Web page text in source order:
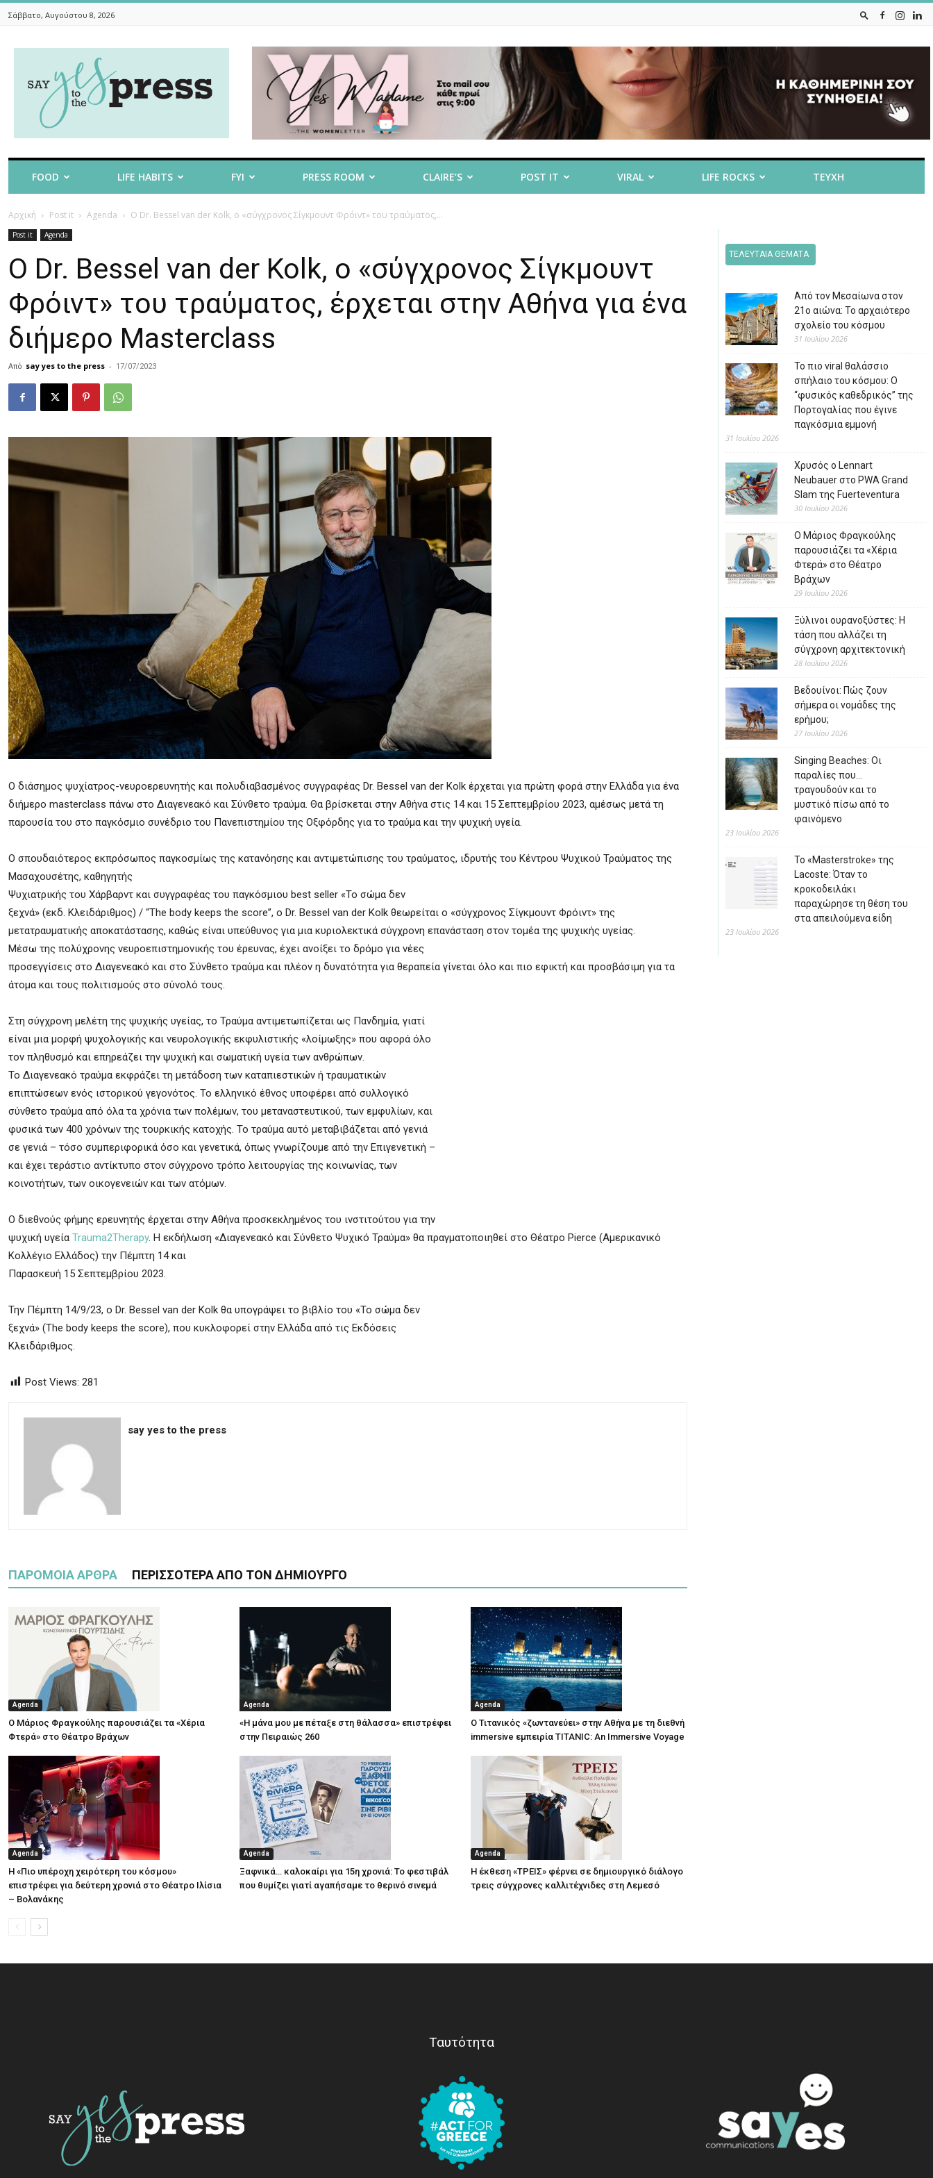
Σάββατο, Αυγούστου 8, 2026
To
The
FOOD LIFE HABITS FYI PRESS ROOM CLAIRE’S POST IT VIRAL LIFE ROCKS ΤΕΥΧΗ
Αρχική Post it Agenda Ο Dr. Bessel van der Kolk, ο «σύγχρονος Σίγκμουντ Φρόιντ» του τραύματος,...
Post it Agenda
Ο Dr. Bessel van der Kolk, ο «σύγχρονος Σίγκμουντ
Φρόιντ» του τραύματος, έρχεται στην Αθήνα για ένα
διήμερο Masterclass
Από say yes to the press - 17/07/2023
Ο διάσημος ψυχίατρος-νευροερευνητής και πολυδιαβασμένος συγγραφέας Dr. Bessel van der Kolk έρχεται για πρώτη φορά στην Ελλάδα για ένα
διήμερο masterclass πάνω στο Διαγενεακό και Σύνθετο τραύμα. Θα βρίσκεται στην Αθήνα στις 14 και 15 Σεπτεμβρίου 2023, αμέσως μετά τη
παρουσία του στο παγκόσμιο συνέδριο του Πανεπιστημίου της Οξφόρδης για το τραύμα και την ψυχική υγεία.
Ο σπουδαιότερος εκπρόσωπος παγκοσμίως της κατανόησης και αντιμετώπισης του τραύματος, ιδρυτής του Κέντρου Ψυχικού Τραύματος της
Μασαχουσέτης, καθηγητής
Ψυχιατρικής του Χάρβαρντ και συγγραφέας του παγκόσμιου best seller «Το σώμα δεν
ξεχνά» (εκδ. Κλειδάριθμος) / “The body keeps the score”, ο Dr. Bessel van der Kolk θεωρείται ο «σύγχρονος Σίγκμουντ Φρόιντ» της
μετατραυματικής αποκατάστασης, καθώς είναι υπεύθυνος για μια κυριολεκτικά σύγχρονη επανάσταση στον τομέα της ψυχικής υγείας.
Μέσω της πολύχρονης νευροεπιστημονικής του έρευνας, έχει ανοίξει το δρόμο για νέες
προσεγγίσεις στο Διαγενεακό και στο Σύνθετο τραύμα και πλέον η δυνατότητα για θεραπεία γίνεται όλο και πιο εφικτή και προσβάσιμη για τα
άτομα και τους πολιτισμούς στο σύνολό τους.
Στη σύγχρονη μελέτη της ψυχικής υγείας, το Τραύμα αντιμετωπίζεται ως Πανδημία, γιατί
είναι μια μορφή ψυχολογικής και νευρολογικής εκφυλιστικής «λοίμωξης» που αφορά όλο
τον πληθυσμό και επηρεάζει την ψυχική και σωματική υγεία των ανθρώπων.
Το Διαγενεακό τραύμα εκφράζει τη μετάδοση των καταπιεστικών ή τραυματικών
επιπτώσεων ενός ιστορικού γεγονότος. Το ελληνικό έθνος υποφέρει από συλλογικό
σύνθετο τραύμα από όλα τα χρόνια των πολέμων, του μεταναστευτικού, των εμφυλίων, και
φυσικά των 400 χρόνων της τουρκικής κατοχής. Το τραύμα αυτό μεταβιβάζεται από γενιά
σε γενιά – τόσο συμπεριφορικά όσο και γενετικά, όπως γνωρίζουμε από την Επιγενετική –
και έχει τεράστιο αντίκτυπο στον σύγχρονο τρόπο λειτουργίας της κοινωνίας, των
κοινοτήτων, των οικογενειών και των ατόμων.
Ο διεθνούς φήμης ερευνητής έρχεται στην Αθήνα προσκεκλημένος του ινστιτούτου για την
ψυχική υγεία Trauma2Therapy. Η εκδήλωση «Διαγενεακό και Σύνθετο Ψυχικό Τραύμα» θα πραγματοποιηθεί στο Θέατρο Pierce (Αμερικανικό
Κολλέγιο Ελλάδος) την Πέμπτη 14 και
Παρασκευή 15 Σεπτεμβρίου 2023.
Την Πέμπτη 14/9/23, ο Dr. Bessel van der Kolk θα υπογράψει το βιβλίο του «Το σώμα δεν
ξεχνά» (The body keeps the score), που κυκλοφορεί στην Ελλάδα από τις Εκδόσεις
Κλειδάριθμος.
Post Views: 281
say yes to the press
ΠΑΡΟΜΟΙΑ ΑΡΘΡΑ ΠΕΡΙΣΣΟΤΕΡΑ ΑΠΟ ΤΟΝ ΔΗΜΙΟΥΡΓΟ
Agenda
Ο Μάριος Φραγκούλης παρουσιάζει τα «Χέρια
Φτερά» στο Θέατρο Βράχων
Agenda
«Η μάνα μου με πέταξε στη θάλασσα» επιστρέφει
στην Πειραιώς 260
Agenda
Ο Τιτανικός «ζωντανεύει» στην Αθήνα με τη διεθνή
immersive εμπειρία TITANIC: An Immersive Voyage
Agenda
Η «Πιο υπέροχη χειρότερη του κόσμου»
επιστρέφει για δεύτερη χρονιά στο Θέατρο Ιλίσια
– Βολανάκης
Agenda
Ξαφνικά… καλοκαίρι για 15η χρονιά: Το φεστιβάλ
που θυμίζει γιατί αγαπήσαμε το θερινό σινεμά
Agenda
Η έκθεση «ΤΡΕΙΣ» φέρνει σε δημιουργικό διάλογο
τρεις σύγχρονες καλλιτέχνιδες στη Λεμεσό
ΤΕΛΕΥΤΑΙΑ ΘΕΜΑΤΑ
Από τον Μεσαίωνα στον
21ο αιώνα: Το αρχαιότερο
σχολείο του κόσμου
31 Ιουλίου 2026
Το πιο viral θαλάσσιο
σπήλαιο του κόσμου: Ο
“φυσικός καθεδρικός” της
Πορτογαλίας που έγινε
παγκόσμια εμμονή
31 Ιουλίου 2026
Χρυσός ο Lennart
Neubauer στο PWA Grand
Slam της Fuerteventura
30 Ιουλίου 2026
Ο Μάριος Φραγκούλης
παρουσιάζει τα «Χέρια
Φτερά» στο Θέατρο
Βράχων
29 Ιουλίου 2026
Ξύλινοι ουρανοξύστες: Η
τάση που αλλάζει τη
σύγχρονη αρχιτεκτονική
28 Ιουλίου 2026
Βεδουίνοι: Πώς ζουν
σήμερα οι νομάδες της
ερήμου;
27 Ιουλίου 2026
Singing Beaches: Οι
παραλίες που…
τραγουδούν και το
μυστικό πίσω από το
φαινόμενο
23 Ιουλίου 2026
Το «Masterstroke» της
Lacoste: Όταν το
κροκοδειλάκι
παραχώρησε τη θέση του
στα απειλούμενα είδη
23 Ιουλίου 2026
Ταυτότητα